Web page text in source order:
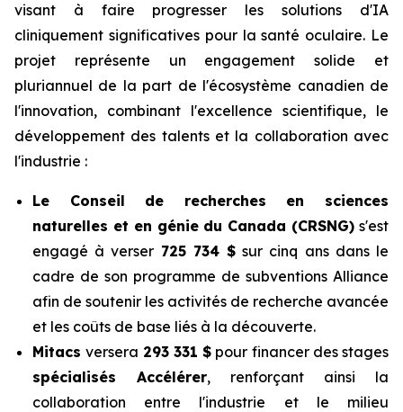
visant à faire progresser les solutions d'IA
cliniquement significatives pour la santé oculaire. Le
projet représente un engagement solide et
pluriannuel de la part de l'écosystème canadien de
l'innovation, combinant l'excellence scientifique, le
développement des talents et la collaboration avec
l'industrie :
Le Conseil de recherches en sciences
naturelles et en génie du Canada (CRSNG) s'est
engagé à verser 725 734 $ sur cinq ans dans le
cadre de son programme de subventions Alliance
afin de soutenir les activités de recherche avancée
et les coûts de base liés à la découverte.
Mitacsversera 293 331 $ pour financer des stages
spécialisés Accélérer, renforçant ainsi la
collaboration entre l'industrie et le milieu